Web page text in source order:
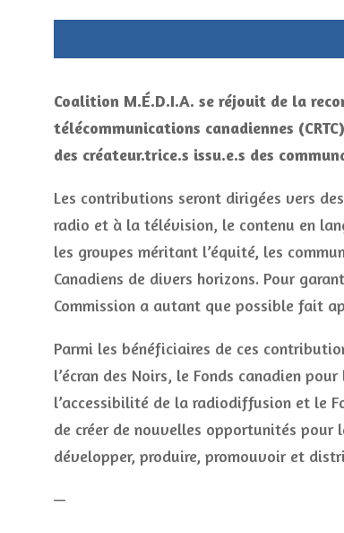
Coalition M.É.D.I.A. se réjouit de la
télécommunications canadiennes
des créateur.trice.s issu.e.s des
Les contributions seront dirigées vers
radio et à la télévision, le contenu en
les groupes méritant l’équité, les
Canadiens de divers horizons. Pour
Commission a autant que possible fait
Parmi les bénéficiaires de ces
l’écran des Noirs, le Fonds canadien
l’accessibilité de la radiodiffusion et le
de créer de nouvelles opportunités pour
développer, produire, promouvoir et
—